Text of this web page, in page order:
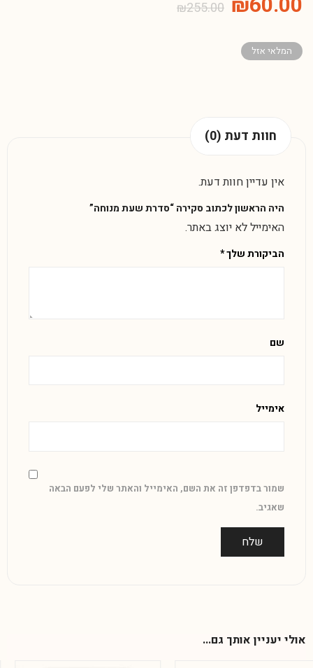
₪255.00
המלאי אזל
חוות דעת (0)
אין עדיין חוות דעת.
היה הראשון לכתוב סקירה “סדרת שעת מנוחה”
האימייל לא יוצג באתר.
הביקורת שלך*
שם
אימייל
שמור בדפדפן זה את השם, האימייל והאתר שלי לפעם הבאה
שאגיב.
אולי יעניין אותך גם...